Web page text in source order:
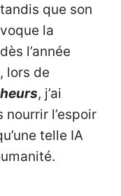
que son
la
l’année
lors de
, j’ai
l’espoir
telle IA